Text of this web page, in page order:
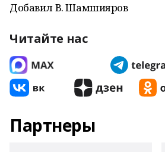
Добавил В. Шамшияров
Читайте нас
Партнеры